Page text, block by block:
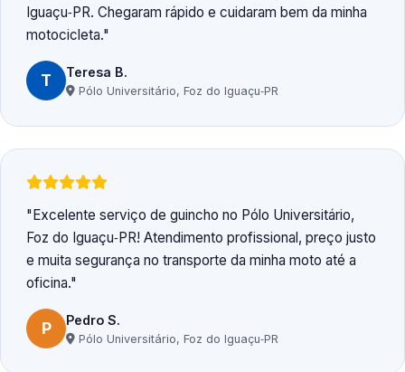
Iguaçu‑PR. Chegaram rápido e cuidaram bem da minha
motocicleta.
T Teresa B.
Pólo Universitário, Foz do Iguaçu‑PR
Excelente serviço de guincho no Pólo Universitário,
Foz do Iguaçu‑PR! Atendimento profissional, preço justo
e muita segurança no transporte da minha moto até a
oficina.
P Pedro S.
Pólo Universitário, Foz do Iguaçu‑PR